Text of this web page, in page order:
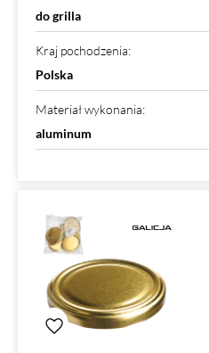
do grilla
Kraj pochodzenia:
Polska
Materiał wykonania:
aluminum